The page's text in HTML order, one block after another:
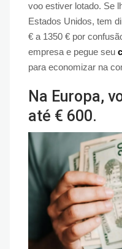
voo estiver lotado. Se
Estados Unidos, tem
€ a 1350 € por
empresa e pegue seu
para economizar na
Na Europa,
até € 600.